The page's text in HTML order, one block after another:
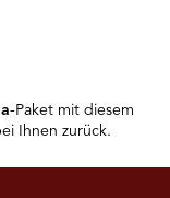
-Paket mit diesem
Ihnen zurück.